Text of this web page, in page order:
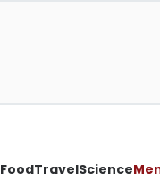
FoodTravelScience